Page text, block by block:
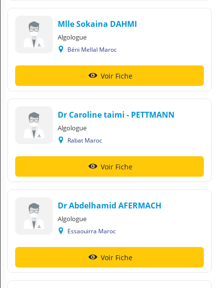
Mlle Sokaina DAHMI
Algologue
Béni Mellal Maroc
Voir Fiche
Dr Caroline taimi - PETTMANN
Algologue
Rabat Maroc
Voir Fiche
Dr Abdelhamid AFERMACH
Algologue
Essaouirra Maroc
Voir Fiche